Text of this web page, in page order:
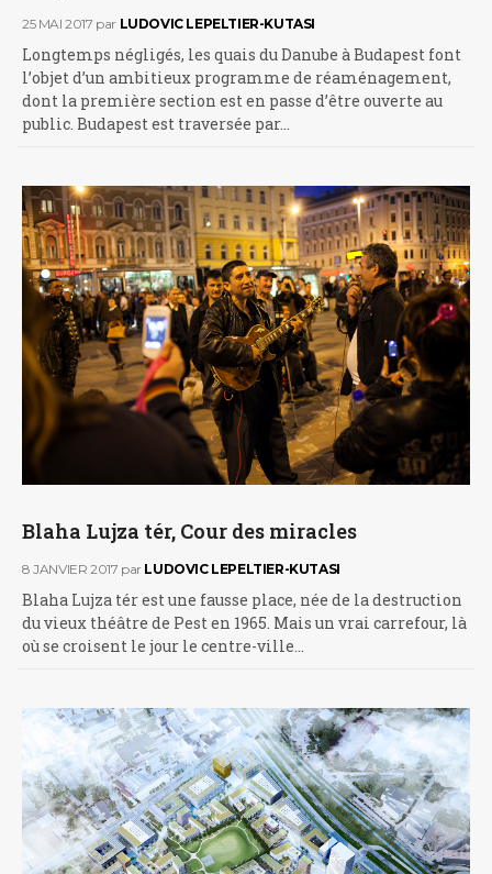
25 MAI 2017 par LUDOVIC LEPELTIER-KUTASI
Longtemps négligés, les quais du Danube à Budapest font
l’objet d’un ambitieux programme de réaménagement,
dont la première section est en passe d’être ouverte au
public. Budapest est traversée par…
Blaha Lujza tér, Cour des miracles
8 JANVIER 2017 par LUDOVIC LEPELTIER-KUTASI
Blaha Lujza tér est une fausse place, née de la destruction
du vieux théâtre de Pest en 1965. Mais un vrai carrefour, là
où se croisent le jour le centre-ville…